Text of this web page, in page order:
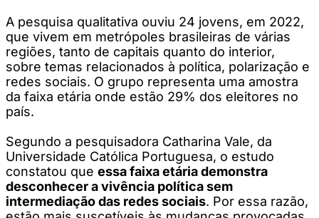
A pesquisa qualitativa ouviu 24 jovens, em 2022,
que vivem em metrópoles brasileiras de várias
regiões, tanto de capitais quanto do interior,
sobre temas relacionados à política, polarização e
redes sociais. O grupo representa uma amostra
da faixa etária onde estão 29% dos eleitores no
país.
Segundo a pesquisadora Catharina Vale, da
Universidade Católica Portuguesa, o estudo
constatou que essa faixa etária demonstra
desconhecer a vivência política sem
intermediação das redes sociais. Por essa razão,